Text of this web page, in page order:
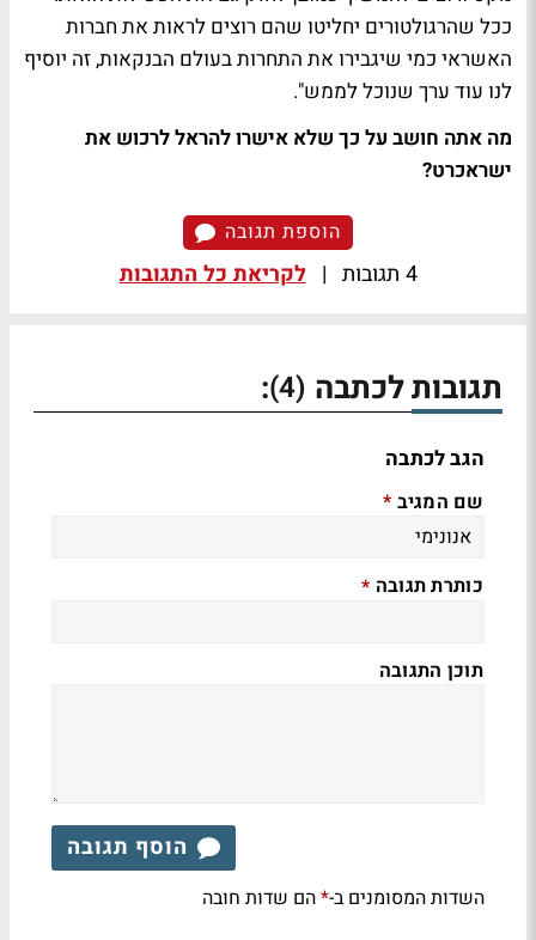
ככל שהרגולטורים יחליטו שהם רוצים לראות את חברות
האשראי כמי שיגבירו את התחרות בעולם הבנקאות, זה יוסיף
לנו עוד ערך שנוכל לממש".
מה אתה חושב על כך שלא אישרו להראל לרכוש את
ישראכרט?
הוספת תגובה
4 תגובות | לקריאת כל התגובות
תגובות לכתבה (4)
:
הגב לכתבה
שם המגיב *
כותרת תגובה *
תוכן התגובה
הוסף תגובה
השדות המסומנים ב-*הם שדות חובה